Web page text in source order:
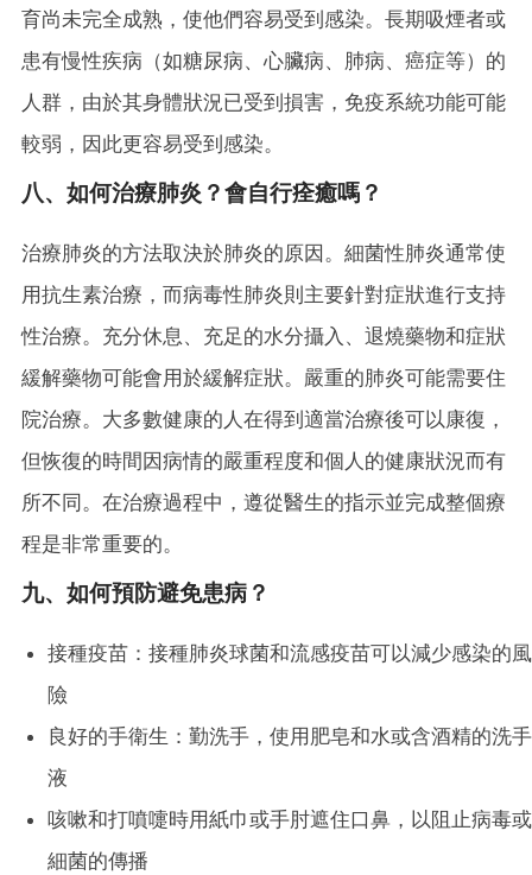
育尚未完全成熟，使他們容易受到感染。長期吸煙者或
患有慢性疾病（如糖尿病、心臟病、肺病、癌症等）的
人群，由於其身體狀況已受到損害，免疫系統功能可能
較弱，因此更容易受到感染。
八、如何治療肺炎？會自行痊癒嗎？
治療肺炎的方法取決於肺炎的原因。細菌性肺炎通常使
用抗生素治療，而病毒性肺炎則主要針對症狀進行支持
性治療。充分休息、充足的水分攝入、退燒藥物和症狀
緩解藥物可能會用於緩解症狀。嚴重的肺炎可能需要住
院治療。大多數健康的人在得到適當治療後可以康復，
但恢復的時間因病情的嚴重程度和個人的健康狀況而有
所不同。在治療過程中，遵從醫生的指示並完成整個療
程是非常重要的。
九、如何預防避免患病？
接種疫苗：接種肺炎球菌和流感疫苗可以減少感染的風
險
良好的手衛生：勤洗手，使用肥皂和水或含酒精的洗手
液
咳嗽和打噴嚏時用紙巾或手肘遮住口鼻，以阻止病毒或
細菌的傳播